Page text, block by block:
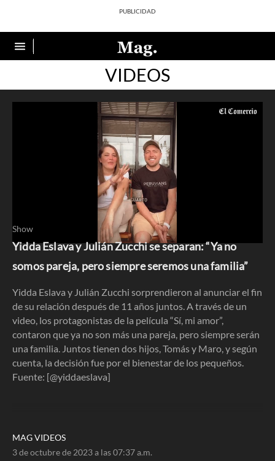
VIDEOS
0
of
37
seconds
Show
Yidda Eslava y Julián Zucchi se separan: “Ya no
somos pareja, pero siempre seremos una familia”
Yidda Eslava y Julián Zucchi sorprendieron al anunciar el fin
de su relación después de 11 años juntos. A través de un
video, los protagonistas de la película “Sí, mi amor”,
contaron que ya no son más una pareja, pero siempre serán
una familia. Juntos tienen dos hijos, Tomás y Maro, y según
cuenta, la decisión fue por el bienestar de los pequeños.
Fuente: [@yiddaeslava]
MAG VIDEOS
3 de octubre de 2023 a las 07:37 a.m.